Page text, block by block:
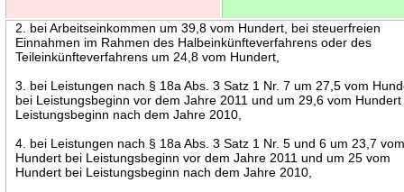
2. bei Arbeitseinkommen um 39,8 vom Hundert, bei steuerfreien
Einnahmen im Rahmen des Halbeinkünfteverfahrens oder des
Teileinkünfteverfahrens um 24,8 vom Hundert,
3. bei Leistungen nach § 18a Abs. 3 Satz 1 Nr. 7 um 27,5 vom
bei Leistungsbeginn vor dem Jahre 2011 und um 29,6 vom
Leistungsbeginn nach dem Jahre 2010,
4. bei Leistungen nach § 18a Abs. 3 Satz 1 Nr. 5 und 6 um 23,7
Hundert bei Leistungsbeginn vor dem Jahre 2011 und um 25 vom
Hundert bei Leistungsbeginn nach dem Jahre 2010,